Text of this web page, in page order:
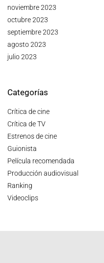
noviembre 2023
octubre 2023
septiembre 2023
agosto 2023
julio 2023
Categorías
Crítica de cine
Crítica de TV
Estrenos de cine
Guionista
Película recomendada
Producción audiovisual
Ranking
Videoclips